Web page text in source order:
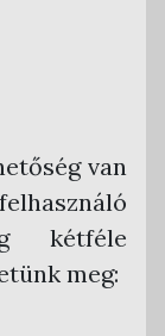
van
kétféle
meg: